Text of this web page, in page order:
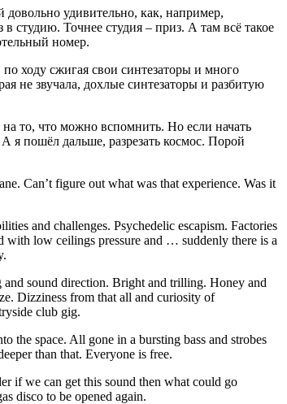
удивительно, как, например,
студию. Точнее студия – приз. А там всё такое
номер.
ходу сжигая свои синтезаторы и много
не звучала, дохлые синтезаторы и разбитую
то, что можно вспомнить. Но если начать
я пошёл дальше, разрезать космос. Порой
Can’t figure out what was that experience. Was it
and challenges. Psychedelic escapism. Factories
with low ceilings pressure and … suddenly there is a
and sound direction. Bright and trilling. Honey and
Dizziness from that all and curiosity of
club gig.
the space. All gone in a bursting bass and strobes
than that. Everyone is free.
if we can get this sound then what could go
disco to be opened again.